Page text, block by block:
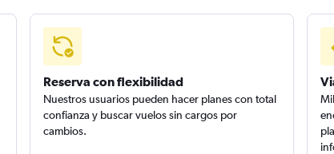
Reserva con flexibilidad
Nuestros usuarios pueden hacer planes con total
confianza y buscar vuelos sin cargos por
cambios.